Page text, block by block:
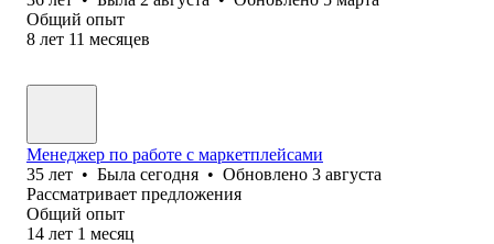
Общий опыт
8 лет 11 месяцев
Менеджер по работе с маркетплейсами
35 лет • Была сегодня • Обновлено 3 августа
Рассматривает предложения
Общий опыт
14 лет 1 месяц